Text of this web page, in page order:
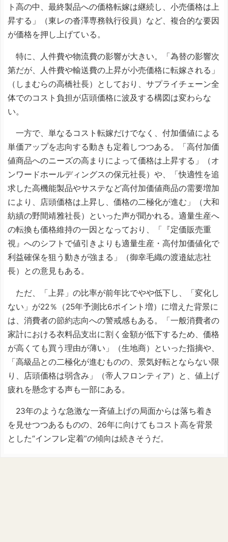
ト高の中、最終製品への価格転嫁は継続し、小売価格は上
昇する」（東レの沓澤専務執行役員）など、複合的な要因
が価格を押し上げている。
特に、人件費や物流費の影響が大きい。「為替の影響次
第だが、人件費や輸送費の上昇が小売価格に転嫁される」
（しまむらの高橋社長）としており、サプライチェーン全
体でのコスト負担が店頭価格に波及する構図は変わらな
い。
一方で、単なるコスト転嫁だけでなく、付加価値による
単価アップを志向する動きも定着しつつある。「高付加価
値商品へのニーズの高まりによって価格は上昇する」（オ
ンワードホールディングスの保元社長）や、「快適性を追
求した高機能製品やサステなど高付加価値商品の需要増加
により、店頭価格は上昇し、価格の二極化が進む」（大和
紡績の野間靖雅社長）といった声が聞かれる。適量生産へ
の転換も価格維持の一因となっており、「『定価販売重
視』へのシフトで値引きよりも適量生産・高付加価値化で
利益確保を狙う動きが強まる」（御幸毛織の渡邉紘志社
長）との意見もある。
ただ、「上昇」の比率が前年比でやや低下し、「変化し
ない」が22％（25年予測比6ポイント増）に増えた背景に
は、消費者の節約志向への警戒感もある。「一般消費者の
家計における衣料品支出に割く金額が低下するため、価格
が高くても買う理由が薄い」（生地商）といった指摘や、
「高級品との二極化が進むものの、景気好転とならない限
り、店頭価格は弱含み」（帝人フロンティア）と、値上げ
疲れを懸念する声も一部にある。
23年のような急激な一斉値上げの局面からは落ち着き
を見せつつあるものの、26年に向けてもコスト高を背景
とした“インフレ定着”の傾向は続きそうだ。